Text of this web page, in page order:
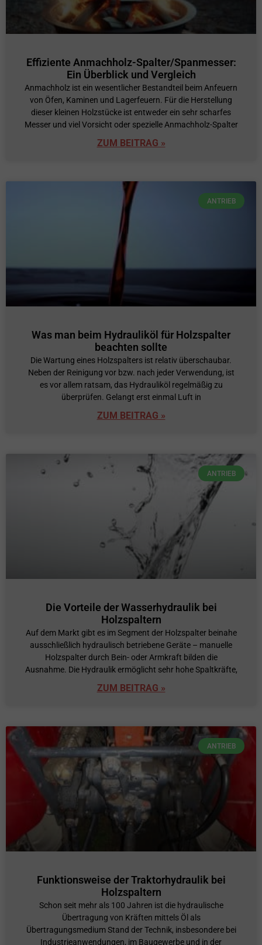
Effiziente Anmachholz-Spalter/Spanmesser:
Ein Überblick und Vergleich
Anmachholz ist ein wesentlicher Bestandteil beim Anfeuern
von Öfen, Kaminen und Lagerfeuern. Für die Herstellung
dieser kleinen Holzstücke ist entweder ein sehr scharfes
Messer und viel Vorsicht oder spezielle Anmachholz-Spalter
ZUM BEITRAG »
ANTRIEB
Was man beim Hydrauliköl für Holzspalter
beachten sollte
Die Wartung eines Holzspalters ist relativ überschaubar.
Neben der Reinigung vor bzw. nach jeder Verwendung, ist
es vor allem ratsam, das Hydrauliköl regelmäßig zu
überprüfen. Gelangt erst einmal Luft in
ZUM BEITRAG »
ANTRIEB
Die Vorteile der Wasserhydraulik bei
Holzspaltern
Auf dem Markt gibt es im Segment der Holzspalter beinahe
ausschließlich hydraulisch betriebene Geräte – manuelle
Holzspalter durch Bein- oder Armkraft bilden die
Ausnahme. Die Hydraulik ermöglicht sehr hohe Spaltkräfte,
ZUM BEITRAG »
ANTRIEB
Funktionsweise der Traktorhydraulik bei
Holzspaltern
Schon seit mehr als 100 Jahren ist die hydraulische
Übertragung von Kräften mittels Öl als
Übertragungsmedium Stand der Technik, insbesondere bei
Industrieanwendungen, im Baugewerbe und in der